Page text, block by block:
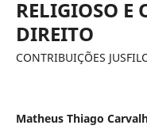
RELIGIOSO E
DIREITO
CONTRIBUIÇÕES
Matheus Thiago